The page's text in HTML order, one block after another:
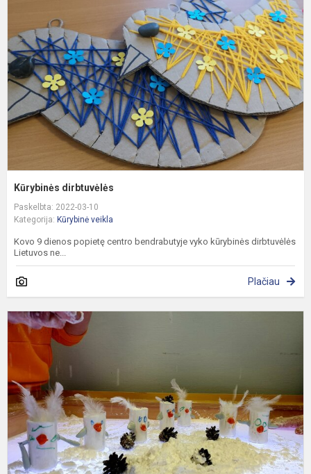
Kūrybinės dirbtuvėlės
Paskelbta: 2022-03-10
Kategorija: Kūrybinė veikla
Kovo 9 dienos popietę centro bendrabutyje vyko kūrybinės dirbtuvėlės
Lietuvos ne...
Plačiau